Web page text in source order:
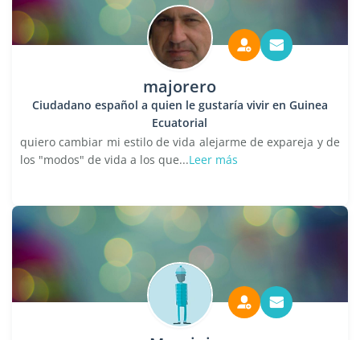
majorero
Ciudadano español a quien le gustaría vivir en Guinea
Ecuatorial
quiero cambiar mi estilo de vida alejarme de expareja y de
los "modos" de vida a los que...Leer más